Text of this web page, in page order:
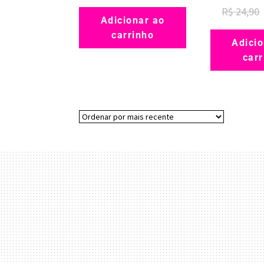
Adicionar ao
carrinho
R$24,90